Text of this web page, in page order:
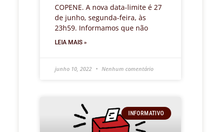
COPENE. A nova data-limite é 27
de junho, segunda-feira, às
23h59. Informamos que não
LEIA MAIS »
junho 10, 2022 Nenhum comentário
INFORMATIVO